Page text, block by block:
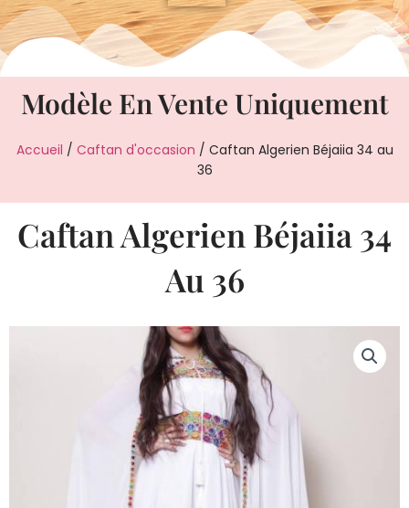
Modèle En Vente Uniquement
Accueil / Caftan d'occasion / Caftan Algerien Béjaiia 34 au
36
Caftan Algerien Béjaiia 34
Au 36